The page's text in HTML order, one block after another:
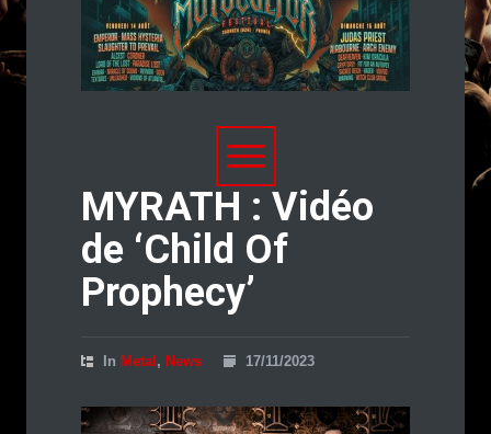
MYRATH : Vidéo
de ‘Child Of
Prophecy’
In Metal , News 17/11/2023